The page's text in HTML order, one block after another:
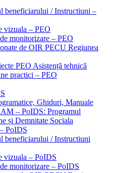
beneficiarului / Instructiuni –
vizuala – PEO
monitorizare – PEO
de OIR PECU Regiunea
PEO Asistență tehnică
practici – PEO
Ghiduri, Manuale
– PoIDS: Programul
și Demnitate Sociala
PoIDS
beneficiarului / Instructiuni
vizuala – PoIDS
monitorizare – PoIDS